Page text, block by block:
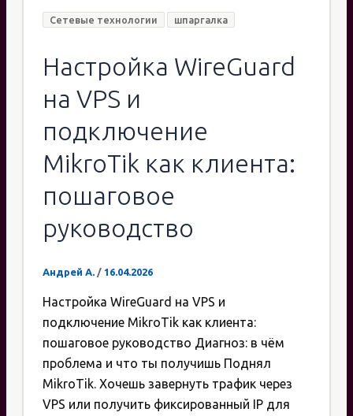
Сетевые технологии шпаргалка
Настройка WireGuard
на VPS и
подключение
MikroTik как клиента:
пошаговое
руководство
Андрей А. / 16.04.2026
Настройка WireGuard на VPS и
подключение MikroTik как клиента:
пошаговое руководство Диагноз: в чём
проблема и что ты получишь Поднял
MikroTik. Хочешь завернуть трафик через
VPS или получить фиксированный IP для